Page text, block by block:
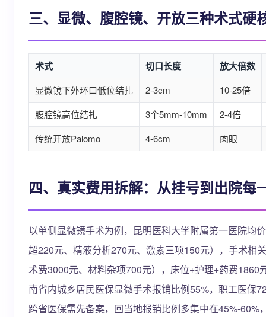
三、显微、腹腔镜、开放三种术式硬
术式 切口长度 放大倍数
显微镜下外环口低位结扎 2-3cm
10-25倍
腹腔镜高位结扎
3个5mm-10mm
2-4倍
传统开放Palomo
4-6cm 肉眼
四、真实费用拆解：从挂号到出院每
以单侧显微镜手术为例，昆明医科大学附属第一医院均
超220元、精液分析270元、激素三项150元），手术相
术费3000元、材料杂项700元），床位+护理+药费
南省内城乡居民医保显微手术报销比例55%，职工医保
跨省医保需先备案，回当地报销比例多集中在45%-